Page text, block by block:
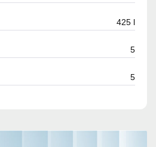
425 l
5
5